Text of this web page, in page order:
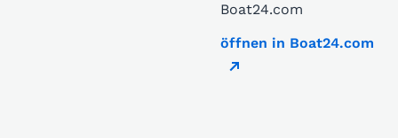
Boat24.com
öffnen in Boat24.com